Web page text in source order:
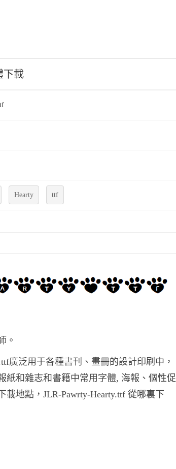
下載
Hearty ttf
。
廣泛用于各種書刊、畫冊的設計印刷中，
紙和雜志和書籍中常用字體, 海報、個性促
地點，JLR-Pawrty-Hearty.ttf 從哪裏下